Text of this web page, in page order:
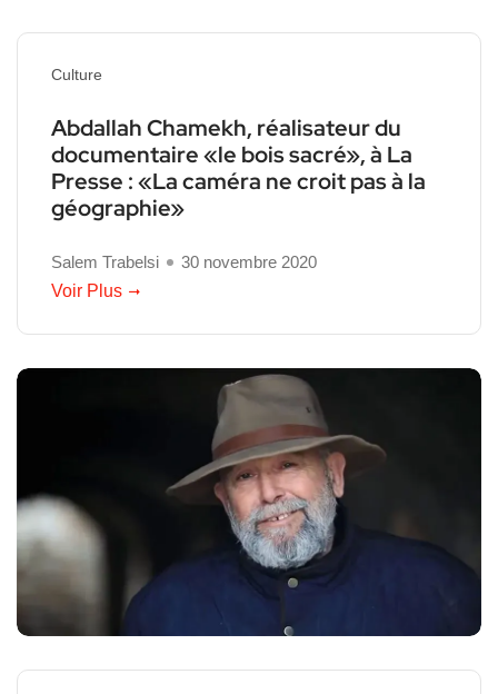
Culture
Abdallah Chamekh, réalisateur du
documentaire «le bois sacré», à La
Presse : «La caméra ne croit pas à la
géographie»
Salem Trabelsi
30 novembre 2020
Voir Plus